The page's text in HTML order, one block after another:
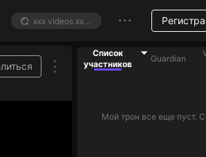
Список
участников
Guardian
Мой трон все еще пуст.